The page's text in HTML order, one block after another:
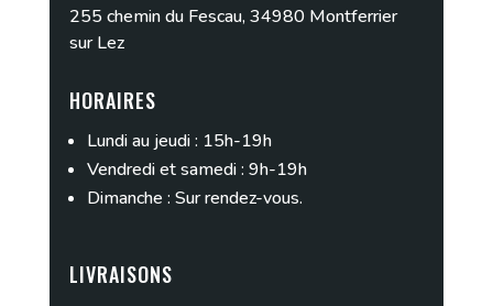
255 chemin du Fescau, 34980 Montferrier
sur Lez
HORAIRES
Lundi au jeudi : 15h-19h
Vendredi et samedi : 9h-19h
Dimanche : Sur rendez-vous.
LIVRAISONS